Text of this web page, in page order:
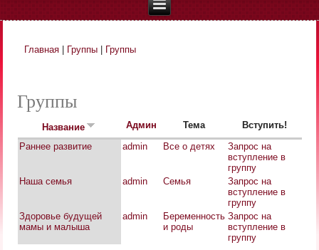
Вы здесь
Главная| Группы| Группы
Группы
Название Админ Тема
Вступить!
Раннее развитие
admin Все о детях
Запрос на
вступление в
группу
Наша семья
admin Семья
Запрос на
вступление в
группу
Здоровье будущей
мамы и малыша
admin
Беременность
и роды
Запрос на
вступление в
группу